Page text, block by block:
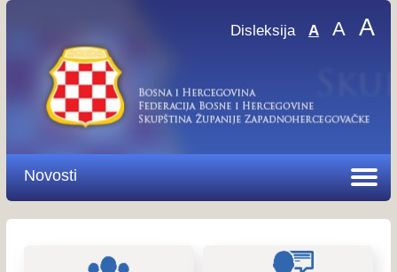
Disleksija A A A
Novosti